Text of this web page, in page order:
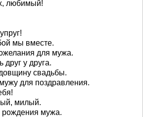
любимый!
мы вместе.
для мужа.
у друга.
свадьбы.
для поздравления.
милый.
мужа.